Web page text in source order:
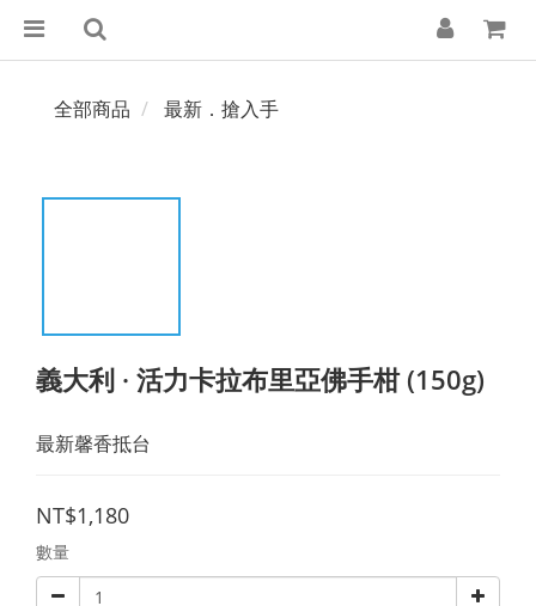
全部商品 最新．搶入手
義大利 · 活力卡拉布里亞佛手柑 (150g)
最新馨香抵台
NT$1,180
數量